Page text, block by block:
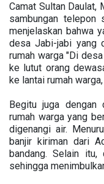
Camat Sultan Daulat,
sambungan telepon
menjelaskan bahwa
desa Jabi-jabi yang
rumah warga "Di
ke lutut orang
ke lantai rumah
Begitu juga dengan
rumah warga yang
digenangi air.
banjir kiriman dari
bandang. Selain
sehingga